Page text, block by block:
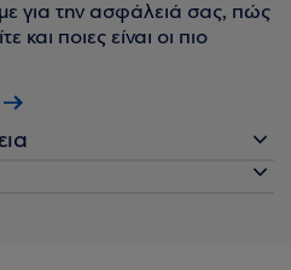
για την ασφάλειά σας, πώς
και ποιες είναι οι πιο